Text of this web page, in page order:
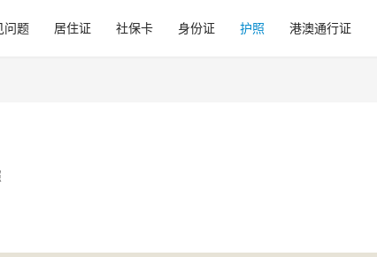
问题 居住证 社保卡 身份证 护照 港澳通行证